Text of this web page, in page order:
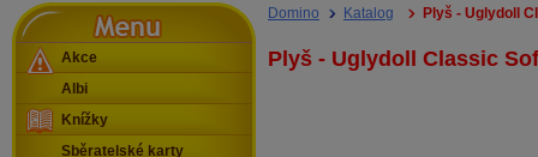
Domino Katalog Plyš - Uglydoll
Plyš - Uglydoll Classic
Menu
Akce
Albi
Knížky
Sběratelské karty